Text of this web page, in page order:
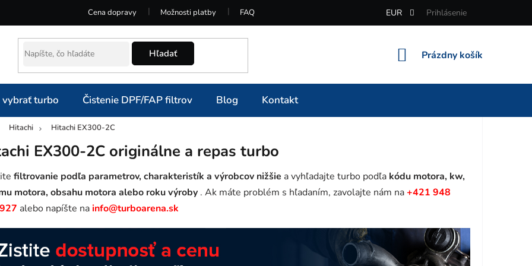
Cena dopravy Možnosti platby FAQ EUR Prihlásenie
Hľadať
NÁKUPNÝ
Prázdny košík
turbo Čistenie DPF/FAP filtrov Blog Kontakt
Hitachi Hitachi EX300-2C
EX300-2C originálne a repas turbo
filtrovanie podľa parametrov, charakteristík a výrobcov nižšie a vyhľadajte turbo podľa kódu motora, kw,
motora, obsahu motora alebo roku výroby . Ak máte problém s hľadaním, zavolajte nám na+421 948
alebo napíšte nainfo@turboarena.sk